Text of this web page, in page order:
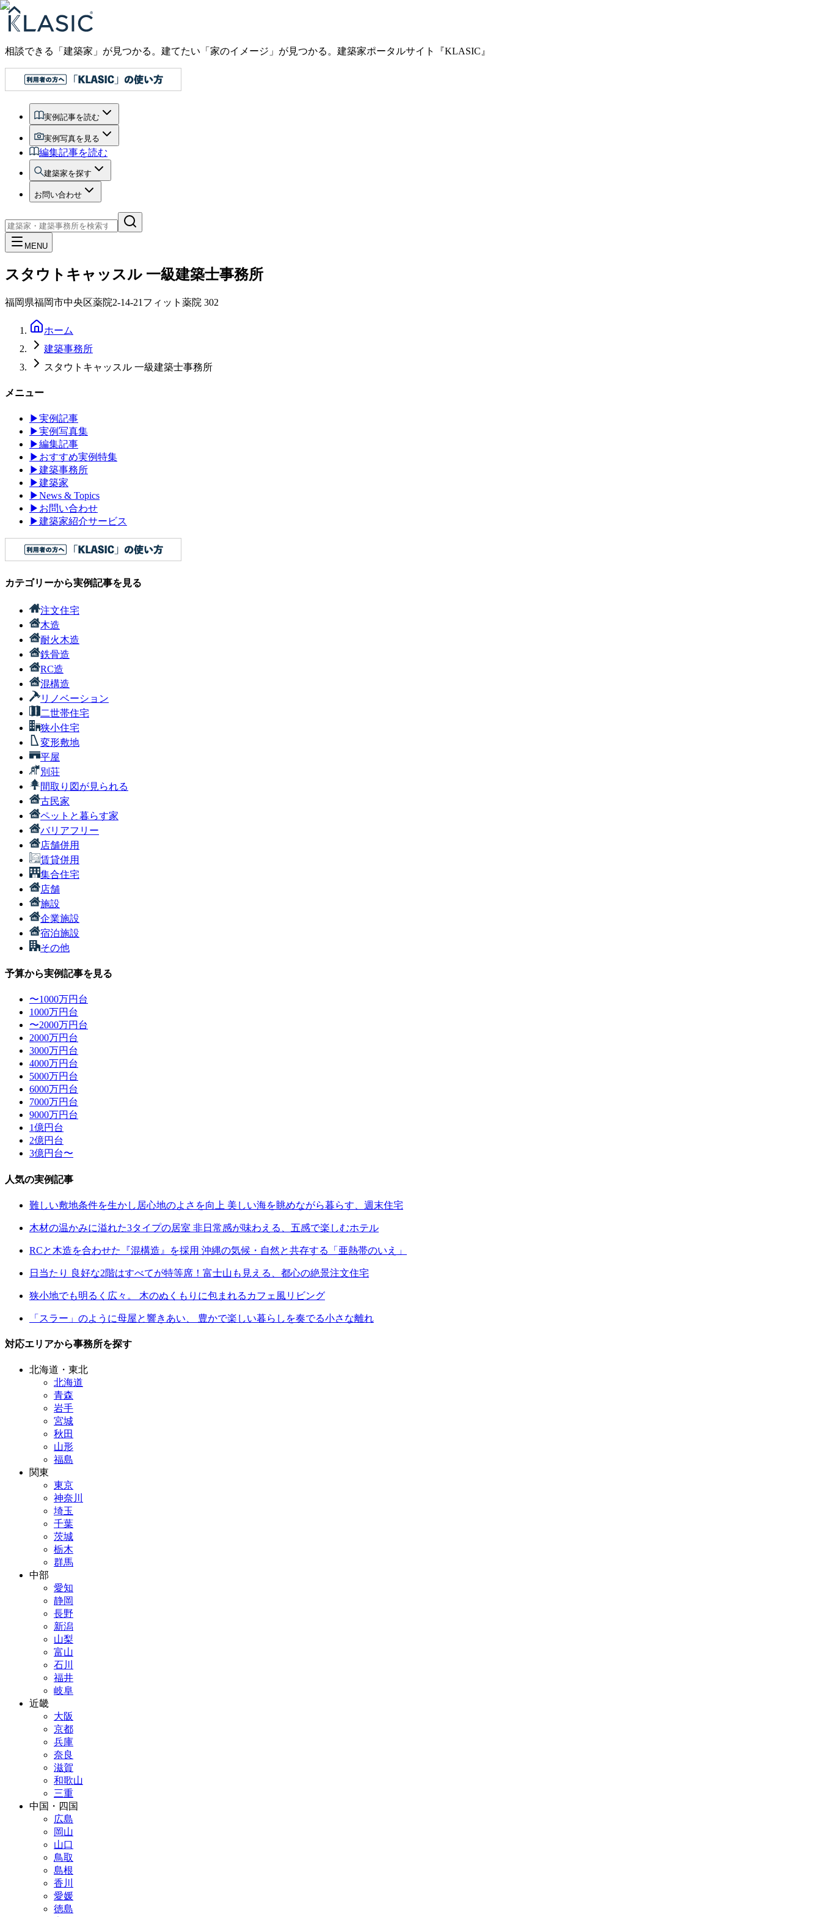
相談できる「建築家」が見つかる。建てたい「家のイメージ」が見つかる。 建築家ポータルサイト『KLASIC』
実例記事を読む
実例写真を見る
編集記事を読む
建築家を探す
お問い合わせ
MENU
スタウトキャッスル 一級建築士事務所
福岡県福岡市中央区薬院2-14-21フィット薬院 302
ホーム
建築事務所
スタウトキャッスル 一級建築士事務所
メニュー
▶実例記事
▶実例写真集
▶編集記事
▶ おすすめ実例特集
▶建築事務所
▶建築家
▶News & Topics
▶ お問い合わせ
▶建築家紹介サービス
カテゴリーから実例記事を見る
注文住宅
木造
耐火木造
鉄骨造
RC造
混構造
リノベーション
二世帯住宅
狭小住宅
変形敷地
平屋
別荘
間取り図が見られる
古民家
ペットと暮らす家
バリアフリー
店舗併用
賃貸併用
集合住宅
店舗
施設
企業施設
宿泊施設
その他
予算から実例記事を見る
〜1000万円台
1000万円台
〜2000万円台
2000万円台
3000万円台
4000万円台
5000万円台
6000万円台
7000万円台
9000万円台
1億円台
2億円台
3億円台〜
人気の実例記事
難しい敷地条件を生かし居心地のよさを向上 美しい海を眺めながら暮らす、週末住宅
木材の温かみに溢れた3タイプの居室 非日常感が味わえる、五感で楽しむホテル
RCと木造を合わせた『混構造』を採用 沖縄の気候・自然と共存する「亜熱帯のいえ」
日当たり 良好な2階はすべてが特等席！富士山も見える、都心の絶景注文住宅
狭小地でも明るく広々。 木のぬくもりに包まれるカフェ風リビング
「スラー」のように母屋と響きあい、 豊かで楽しい暮らしを奏でる小さな離れ
対応エリアから事務所を探す
北海道・東北
北海道
青森
岩手
宮城
秋田
山形
福島
関東
東京
神奈川
埼玉
千葉
茨城
栃木
群馬
中部
愛知
静岡
長野
新潟
山梨
富山
石川
福井
岐阜
近畿
大阪
京都
兵庫
奈良
滋賀
和歌山
三重
中国・四国
広島
岡山
山口
鳥取
島根
香川
愛媛
徳島